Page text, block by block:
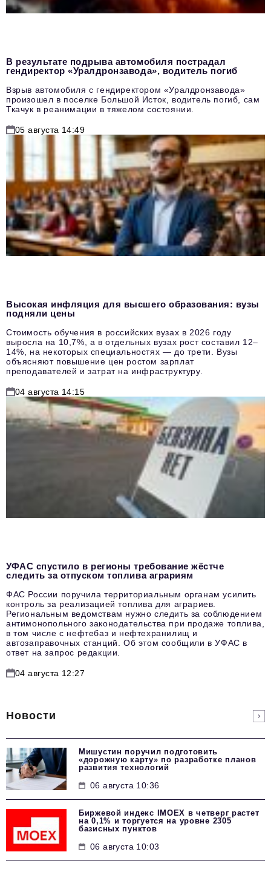
В результате подрыва автомобиля пострадал
гендиректор «Уралдронзавода», водитель погиб
Взрыв автомобиля с гендиректором «Уралдронзавода»
произошел в поселке Большой Исток, водитель погиб, сам
Ткачук в реанимации в тяжелом состоянии.
05 августа 14:49
Высокая инфляция для высшего образования: вузы
подняли цены
Стоимость обучения в российских вузах в 2026 году
выросла на 10,7%, а в отдельных вузах рост составил 12–
14%, на некоторых специальностях — до трети. Вузы
объясняют повышение цен ростом зарплат
преподавателей и затрат на инфраструктуру.
04 августа 14:15
УФАС спустило в регионы требование жёстче
следить за отпуском топлива аграриям
ФАС России поручила территориальным органам усилить
контроль за реализацией топлива для аграриев.
Региональным ведомствам нужно следить за соблюдением
антимонопольного законодательства при продаже топлива,
в том числе с нефтебаз и нефтехранилищ и
автозаправочных станций. Об этом сообщили в УФАС в
ответ на запрос редакции.
04 августа 12:27
Новости
Мишустин поручил подготовить
«дорожную карту» по разработке планов
развития технологий
06 августа 10:36
Биржевой индекс IMOEX в четверг растет
на 0,1% и торгуется на уровне 2305
базисных пунктов
06 августа 10:03